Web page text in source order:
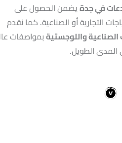
في جدةيضمن الحصول على
التجارية أو الصناعية. كما نقدم
واللوجستيةبمواصفات
المدى الطويل.